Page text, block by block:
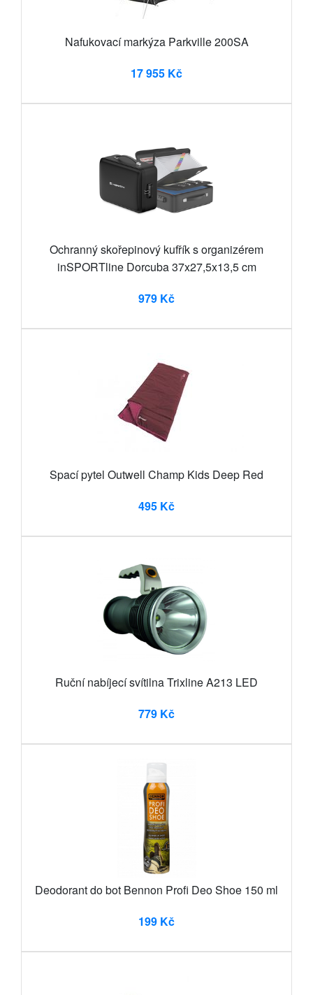
Nafukovací markýza Parkville 200SA
17 955 Kč
Ochranný skořepinový kufřík s organizérem
inSPORTline Dorcuba 37x27,5x13,5 cm
979 Kč
Spací pytel Outwell Champ Kids Deep Red
495 Kč
Ruční nabíjecí svítilna Trixline A213 LED
779 Kč
Deodorant do bot Bennon Profi Deo Shoe 150 ml
199 Kč